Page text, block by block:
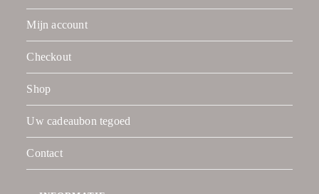
Mijn account
Checkout
Shop
Uw cadeaubon tegoed
Contact